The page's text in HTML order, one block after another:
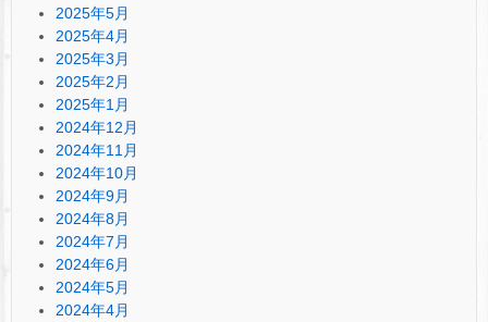
2025年5月
2025年4月
2025年3月
2025年2月
2025年1月
2024年12月
2024年11月
2024年10月
2024年9月
2024年8月
2024年7月
2024年6月
2024年5月
2024年4月